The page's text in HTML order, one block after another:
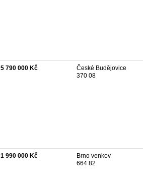
5 790 000 Kč
České Budějovice
370 08
1 990 000 Kč
Brno venkov
664 82